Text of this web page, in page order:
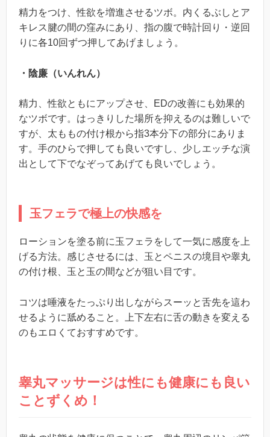
精力をつけ、性欲を増進させるツボ。内くるぶしとア
キレス腱の間の窪みにあり、指の腹で時計回り・逆回
りに各10回ずつ押してあげましょう。
・陰廉（いんれん）
精力、性欲ともにアップさせ、EDの改善にも効果的
なツボです。はっきりした場所を抑えるのは難しいで
すが、太ももの付け根から指3本分下の部分にありま
す。手のひらで押しても良いですし、少しエッチな演
出として下でなぞってあげても良いでしょう。
玉フェラで極上の快感を
ローションを塗る前に玉フェラをして一気に感度を上
げる方法。感じさせるには、玉とペニスの境目や睾丸
の付け根、玉と玉の間などが狙い目です。
コツは唾液をたっぷり出しながらスーッと舌先を這わ
せるように舐めること。上下左右に舌の動きを変える
のもエロくておすすめです。
睾丸マッサージは性にも健康にも良い
ことずくめ！